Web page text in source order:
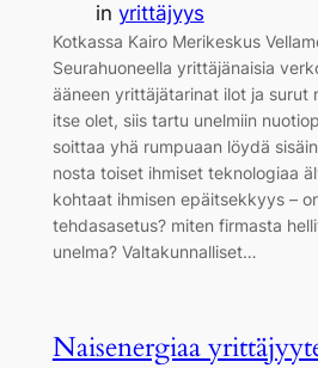
in yrittäjyys
Kotkassa Kairo Merikeskus
Seurahuoneella yrittäjänaisia
ääneen yrittäjätarinat ilot ja surut
itse olet, siis tartu unelmiin
soittaa yhä rumpuaan löydä
nosta toiset ihmiset teknologiaa
kohtaat ihmisen epäitsekkyys –
tehdasasetus? miten firmasta
unelma? Valtakunnalliset…
Naisenergiaa